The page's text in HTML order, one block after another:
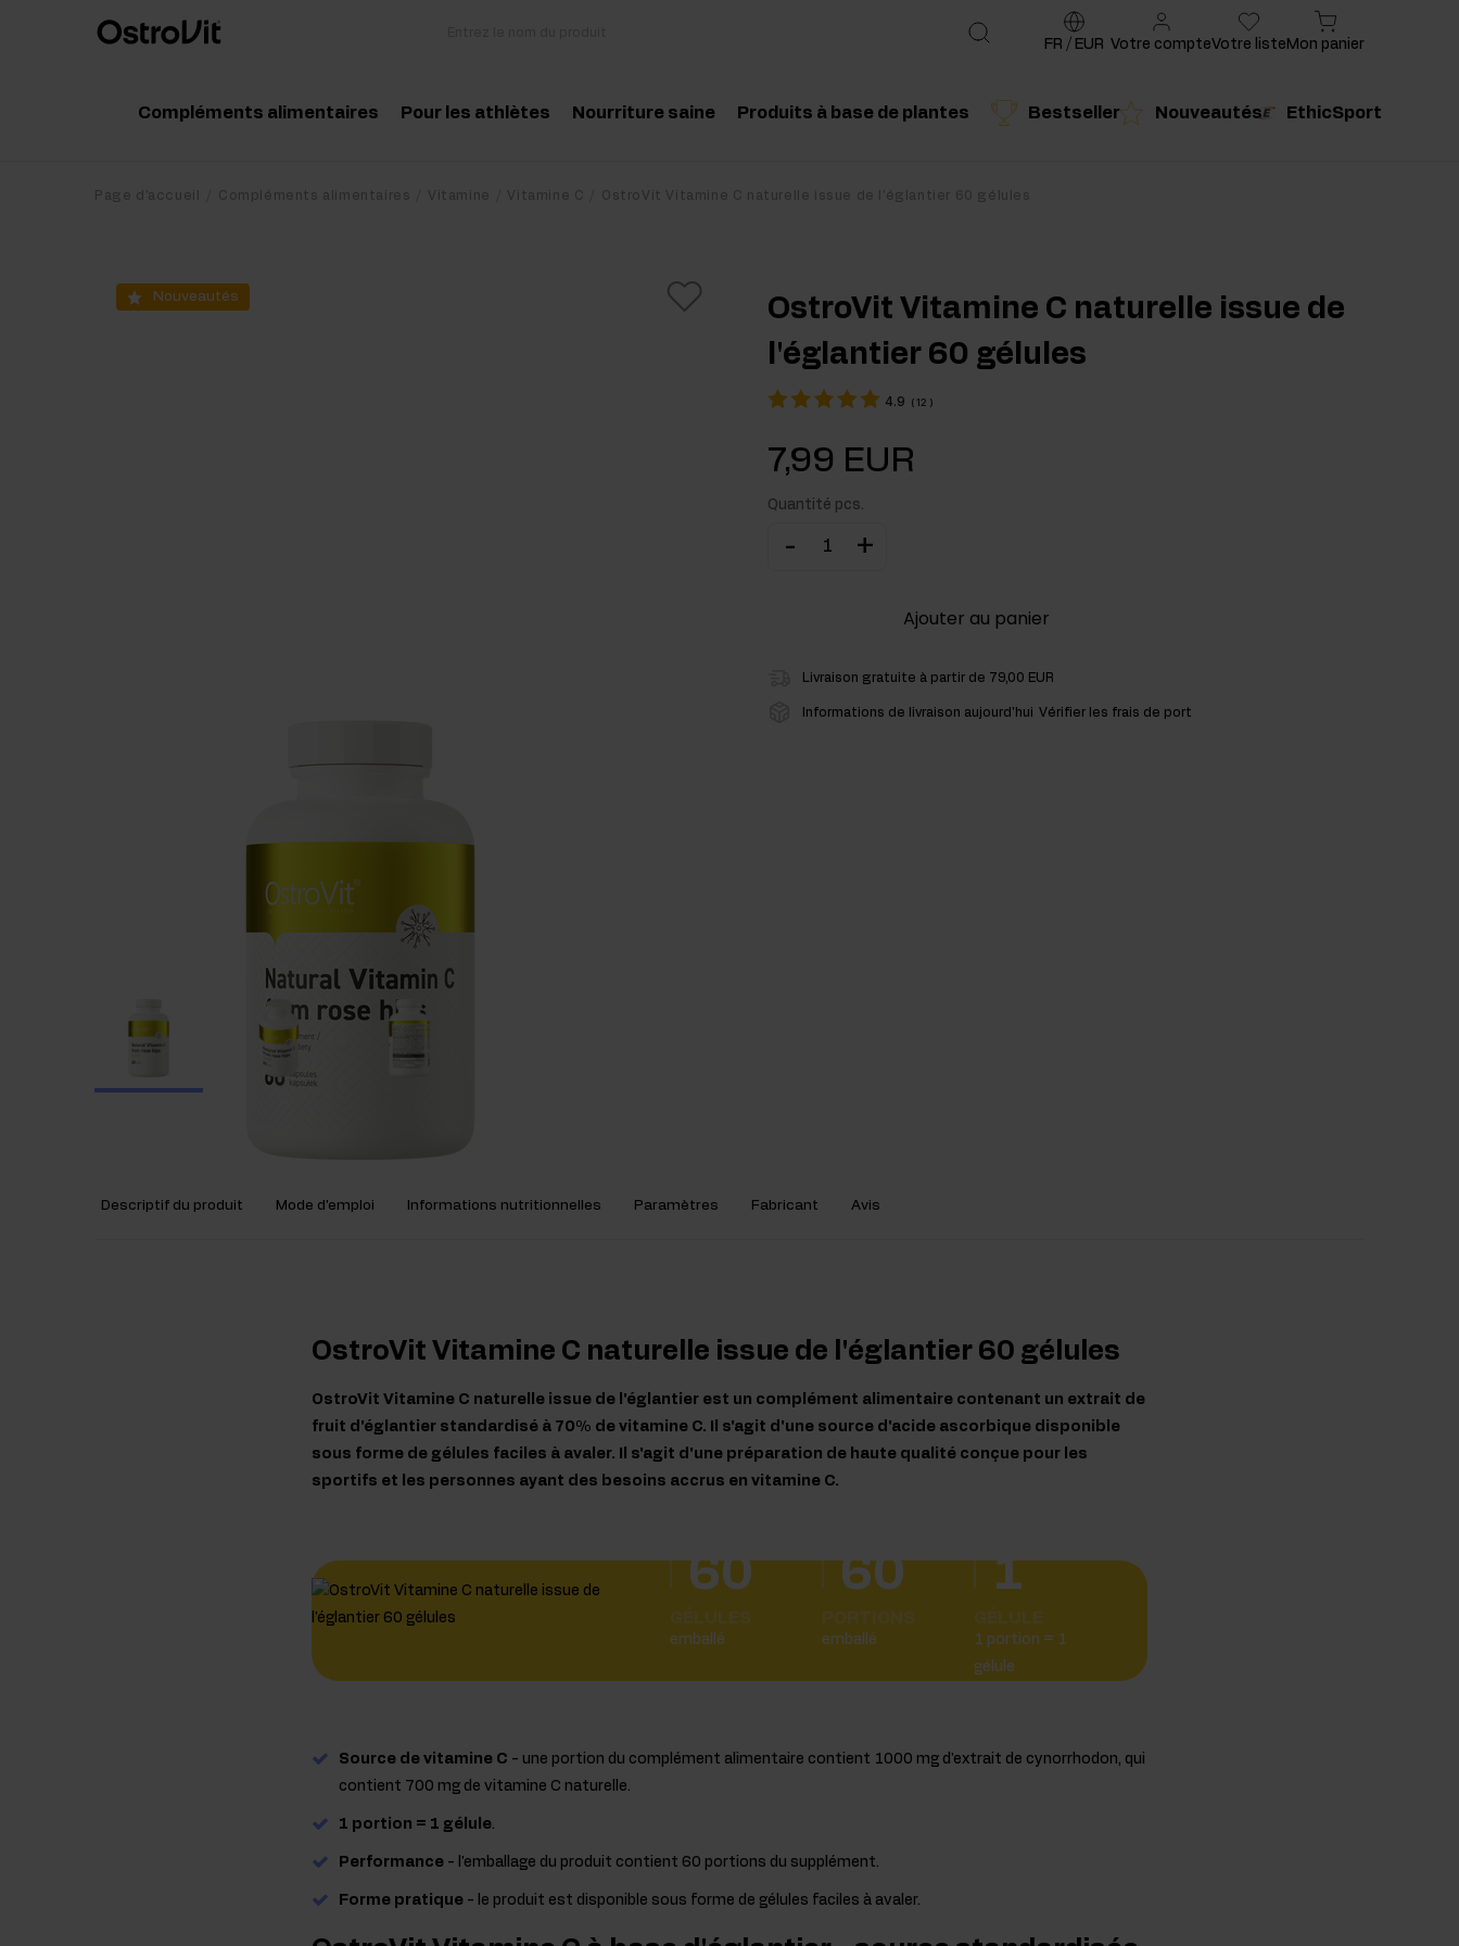
Compléments alimentaires
Produit conseillé
Pour les athlètes
Produit conseillé
Nourriture saine
Beurre de cacahuètes
Produit conseillé
Produits à base de plantes Bestseller Nouveautés EthicSport
FR / EUR Votre compteVotre liste Mon panier
Page d'accueil Compléments alimentaires Vitamine Vitamine C OstroVit Vitamine C naturelle issue de l'églantier 60 gélules
Nouveautés
OstroVit Vitamine C naturelle issue de
l'églantier 60 gélules
4.9 (12 )
7,99 EUR
Quantité pcs.
- +
Ajouter au panier
Livraison gratuite à partir de 79,00 EUR
Informations de livraison aujourd'hui Vérifier les frais de port
Descriptif du produit Mode d'emploi Informations nutritionnelles Paramètres Fabricant Avis
OstroVit Vitamine C naturelle issue de l'églantier 60 gélules
OstroVit Vitamine C naturelle issue de l'églantier est un complément alimentaire contenant un extrait de
fruit d'églantier standardisé à 70% de vitamine C. Il s'agit d'une source d'acide ascorbique disponible
sous forme de gélules faciles à avaler. Il s'agit d'une préparation de haute qualité conçue pour les
sportifs et les personnes ayant des besoins accrus en vitamine C.
60
emballé
60
emballé
1
1 portion = 1
gélule
Source de vitamine C - une portion du complément alimentaire contient 1000 mg d'extrait de cynorrhodon, qui
contient 700 mg de vitamine C naturelle.
1 portion = 1 gélule.
Performance - l'emballage du produit contient 60 portions du supplément.
Forme pratique - le produit est disponible sous forme de gélules faciles à avaler.